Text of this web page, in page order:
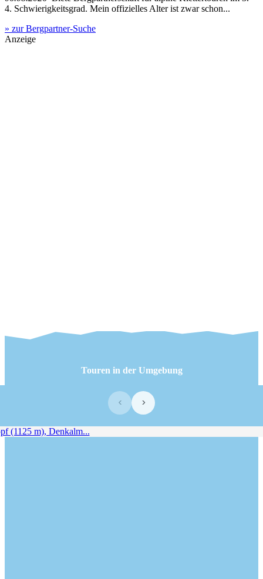
4. Schwierigkeitsgrad. Mein offizielles Alter ist zwar schon...
» zur Bergpartner-Suche
Anzeige
Touren in der Umgebung
‹ ›